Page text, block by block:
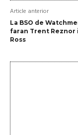
Article anterior
La BSO de
faran Trent Reznor
Ross